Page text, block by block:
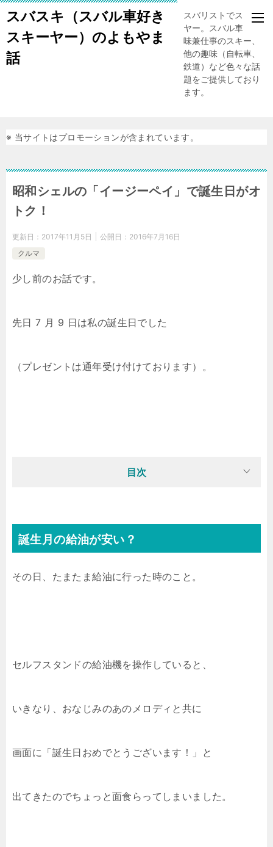
スバスキ（スバル車好き
スキーヤー）のよもやま
話
スバリストでスキー
ヤー。スバル車、趣
味兼仕事のスキー、
他の趣味（自転車、
鉄道）など色々な話
題をご提供しており
ます。
※ 当サイトはプロモーションが含まれています。
昭和シェルの「イージーペイ」で誕生日がオ
トク！
更新日： 2017年11月5日 公開日： 2016年7月16日
クルマ
少し前のお話です。
先日 7 月 9 日は私の誕生日でした
（プレゼントは通年受け付けております）。
目次
誕生月の給油が安い？
その日、たまたま給油に行った時のこと。
セルフスタンドの給油機を操作していると、
いきなり、おなじみのあのメロディと共に
画面に「誕生日おめでとうございます！」と
出てきたのでちょっと面食らってしまいました。